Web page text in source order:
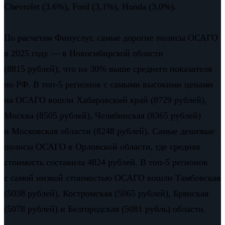
Chevrolet (3.6%), Ford (3,1%), Honda (3,0%).
По расчетам Финуслуг, самые дорогие полисы ОСАГО
в 2025 году — в Новосибирской области
(8815 рублей), что на 30% выше среднего показателя
по РФ. В топ-5 регионов с самыми высокими ценами
на ОСАГО вошли Хабаровский край (8729 рублей),
Москва (8505 рублей), Челябинская (8365 рублей)
и Московская области (8248 рублей). Самые дешевые
полисы ОСАГО в Орловской области, где средняя
стоимость составила 4824 рублей. В топ-5 регионов
с самой низкой стоимостью ОСАГО вошли Тамбовская
(5038 рублей), Костромская (5065 рублей), Брянская
(5078 рублей) и Белгородская (5081 рубль) области.